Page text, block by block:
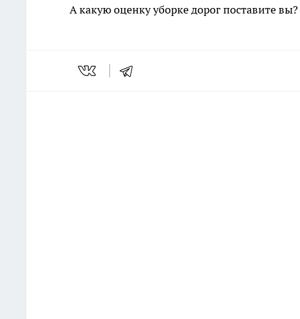
А какую оценку уборке дорог поставите вы?